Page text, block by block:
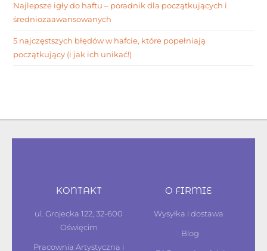
Najlepsze igły do haftu – poradnik dla początkujących i
średniozaawansowanych
5 najczęstszych błędów w hafcie, które popełniają
początkujący (i jak ich unikać!)
KONTAKT
ul. Grojecka 122, 32-600
Oświęcim
Pracownia Artystyczna i
O FIRMIE
Wysyłka i dostawa
Blog